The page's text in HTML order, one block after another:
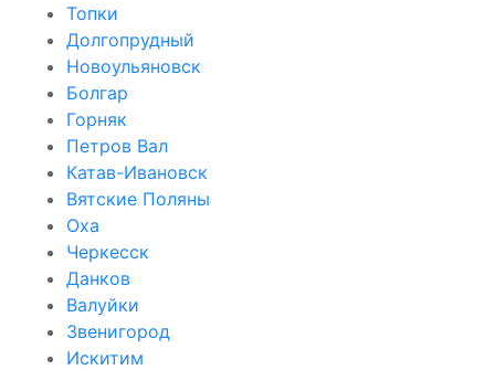
Топки
Долгопрудный
Новоульяновск
Болгар
Горняк
Петров Вал
Катав-Ивановск
Вятские Поляны
Оха
Черкесск
Данков
Валуйки
Звенигород
Искитим